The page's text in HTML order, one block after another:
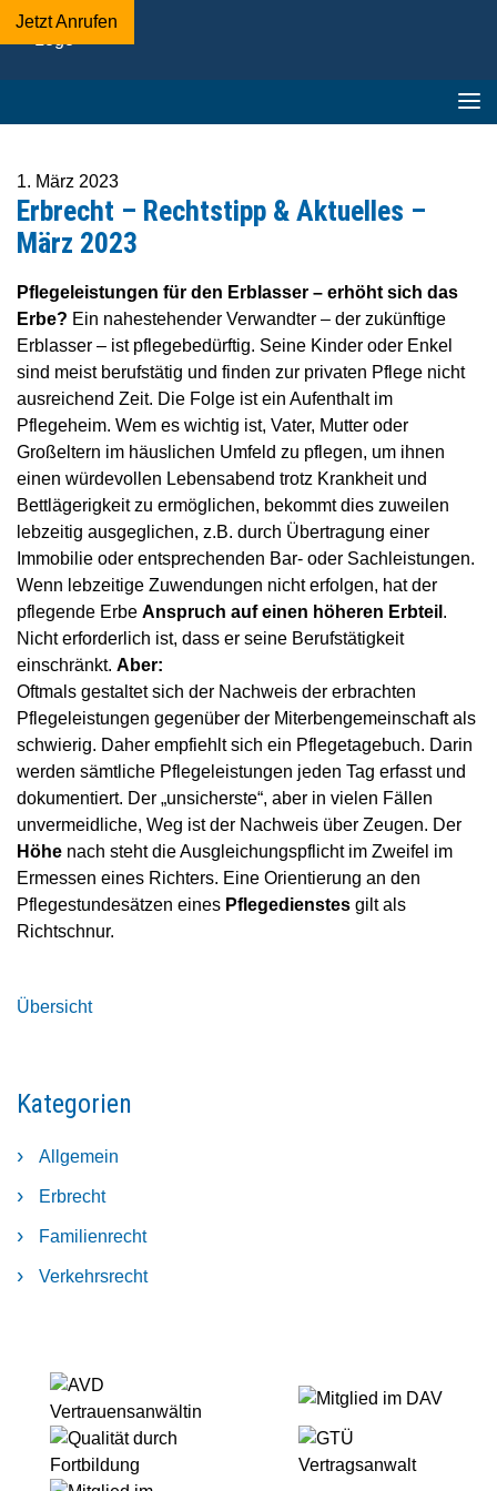
Jetzt Anrufen
Fachanwaltskanzlei
Mediation
1. März 2023
Erbrecht – Rechtstipp & Aktuelles –
März 2023
Pflegeleistungen für den Erblasser – erhöht sich das
Erbe? Ein nahestehender Verwandter – der zukünftige
Erblasser – ist pflegebedürftig. Seine Kinder oder Enkel
sind meist berufstätig und finden zur privaten Pflege nicht
ausreichend Zeit. Die Folge ist ein Aufenthalt im
Pflegeheim. Wem es wichtig ist, Vater, Mutter oder
Großeltern im häuslichen Umfeld zu pflegen, um ihnen
einen würdevollen Lebensabend trotz Krankheit und
Bettlägerigkeit zu ermöglichen, bekommt dies zuweilen
lebzeitig ausgeglichen, z.B. durch Übertragung einer
Immobilie oder entsprechenden Bar- oder Sachleistungen.
Wenn lebzeitige Zuwendungen nicht erfolgen, hat der
pflegende Erbe Anspruch auf einen höheren Erbteil .
Nicht erforderlich ist, dass er seine Berufstätigkeit
einschränkt. Aber:
Oftmals gestaltet sich der Nachweis der erbrachten
Pflegeleistungen gegenüber der Miterbengemeinschaft als
schwierig. Daher empfiehlt sich ein Pflegetagebuch. Darin
werden sämtliche Pflegeleistungen jeden Tag erfasst und
dokumentiert. Der „unsicherste“, aber in vielen Fällen
unvermeidliche, Weg ist der Nachweis über Zeugen. Der
Höhe nach steht die Ausgleichungspflicht im Zweifel im
Ermessen eines Richters. Eine Orientierung an den
Pflegestundesätzen eines Pflegedienstes gilt als
Richtschnur.
ÜbersichtErbrecht
Aktuelles
Januar
2023
Erbrecht
Aktuelles
Mai
2023
Kategorien
Allgemein
Erbrecht
Familienrecht
Verkehrsrecht
AVD
Vertrauensanwältin
Mitglied
im
DAV
Qualität
durch
GTÜ
Vertragsanwalt